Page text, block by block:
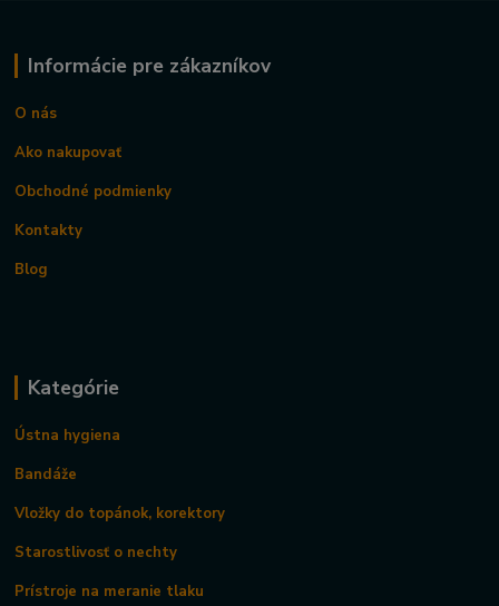
Informácie pre zákazníkov
O nás
Ako nakupovať
Obchodné podmienky
Kontakty
Blog
Kategórie
Ústna hygiena
Bandáže
Vložky do topánok, korektory
Starostlivosť o nechty
Prístroje na meranie tlaku